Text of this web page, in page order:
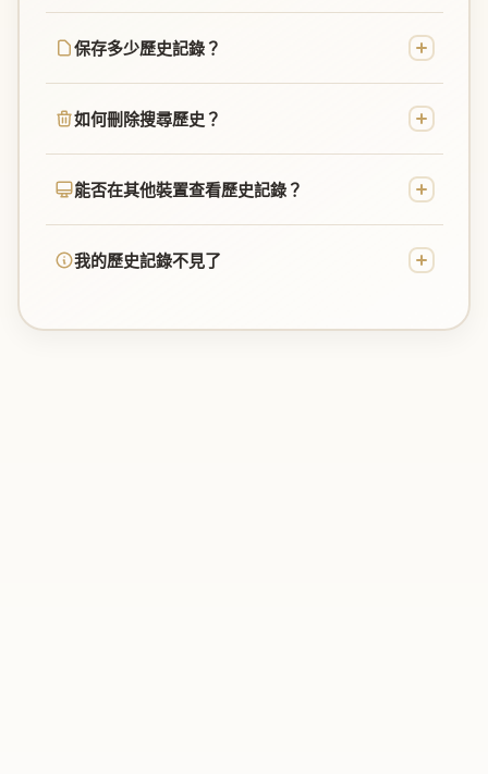
保存多少歷史記錄？
如何刪除搜尋歷史？
能否在其他裝置查看歷史記錄？
我的歷史記錄不見了